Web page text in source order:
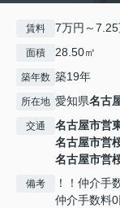
賃料 7万円～
面積 28.50㎡
築年数 築19年
所在地 愛知県名古
交通 名古屋市営
名古屋市営
名古屋市営
備考
！！仲介手
仲介手数料